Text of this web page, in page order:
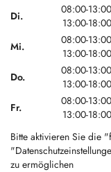
Di.
08:00-13:00
13:00-18:00
Mi.
08:00-13:00
13:00-18:00
Do.
08:00-13:00
13:00-18:00
Fr.
08:00-13:00
13:00-18:00
Bitte aktivieren Sie die
zu ermöglichen